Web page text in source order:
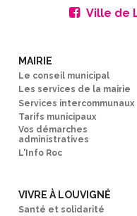
Ville de
MAIRIE
Le conseil municipal
Les services de la mairie
Services intercommunaux
Tarifs municipaux
Vos démarches
administratives
L'Info Roc
VIVRE À LOUVIGNÉ
Santé et solidarité